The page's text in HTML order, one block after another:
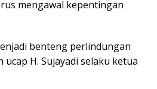
mengawal kepentingan
benteng perlindungan
H. Sujayadi selaku ketua